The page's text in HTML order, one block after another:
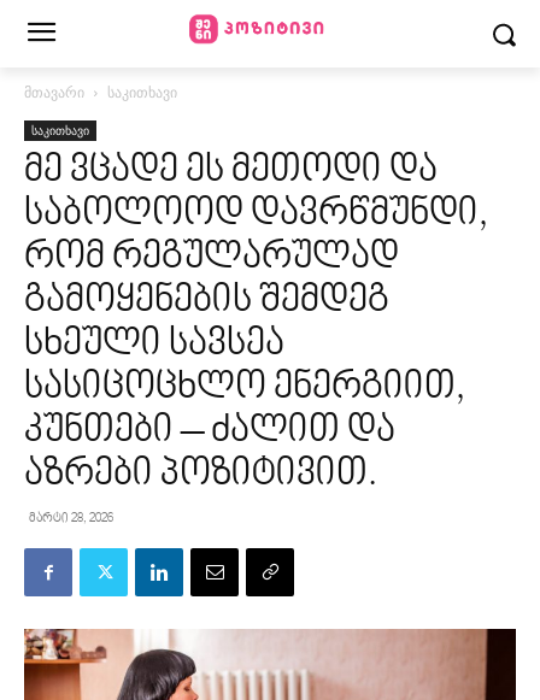
მთავარი საკითხავი
საკითხავი
მე ვცადე ეს მეთოდი და
საბოლოოდ დავრწმუნდი,
რომ რეგულარულად
გამოყენების შემდეგ
სხეული სავსეა
სასიცოცხლო ენერგიით,
კუნთები – ძალით და
აზრები პოზიტივით.
მარტი 28, 2026